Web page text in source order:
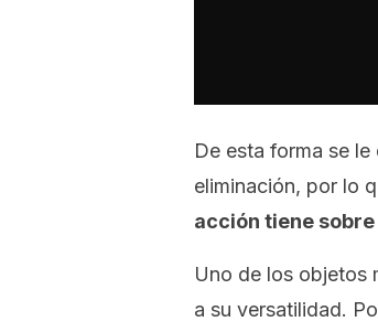
De esta forma se
eliminación, por lo
acción tiene
Uno de los objetos
a su versatilidad.